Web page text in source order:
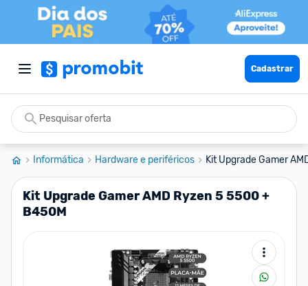
Cadastrar
Informática Hardware e periféricos Kit Upgrade Gamer
Kit Upgrade Gamer AMD Ryzen 5 5500 +
B450M